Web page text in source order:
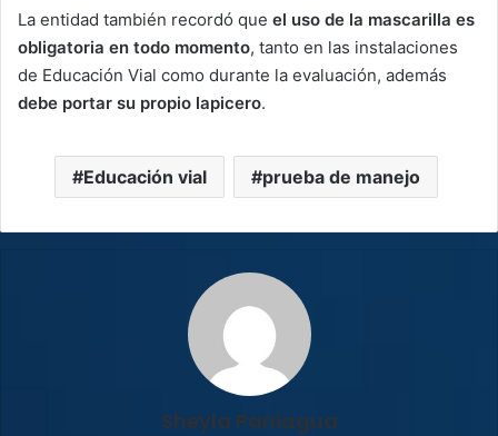
La entidad también recordó que el uso de la mascarilla es
obligatoria en todo momento, tanto en las instalaciones
de Educación Vial como durante la evaluación, además
debe portar su propio lapicero.
Educación vial prueba de manejo
Sheyla Paniagua